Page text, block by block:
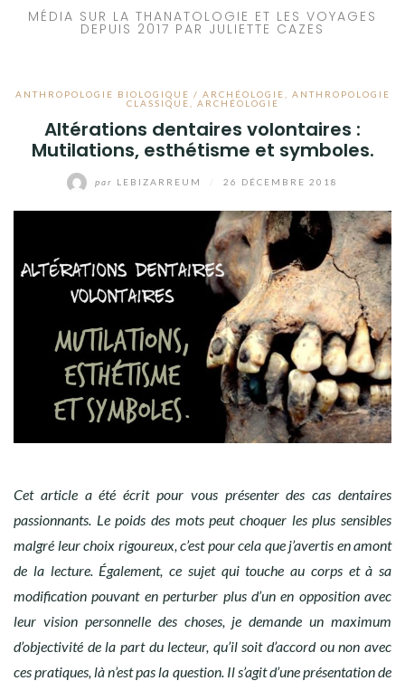
MÉDIA SUR LA THANATOLOGIE ET LES VOYAGES
DEPUIS 2017 PAR JULIETTE CAZES
ANTHROPOLOGIE BIOLOGIQUE / ARCHÉOLOGIE
ANTHROPOLOGIE
CLASSIQUE
ARCHÉOLOGIE
Altérations dentaires volontaires :
Mutilations, esthétisme et symboles.
par LEBIZARREUM 26 DÉCEMBRE 2018
Cet article a été écrit pour vous présenter des cas dentaires
passionnants. Le poids des mots peut choquer les plus sensibles
malgré leur choix rigoureux, c’est pour cela que j’avertis en amont
de la lecture. Également, ce sujet qui touche au corps et à sa
modification pouvant en perturber plus d’un en opposition avec
leur vision personnelle des choses, je demande un maximum
d’objectivité de la part du lecteur, qu’il soit d’accord ou non avec
ces pratiques, là n’est pas la question. Il s’agit d’une présentation de